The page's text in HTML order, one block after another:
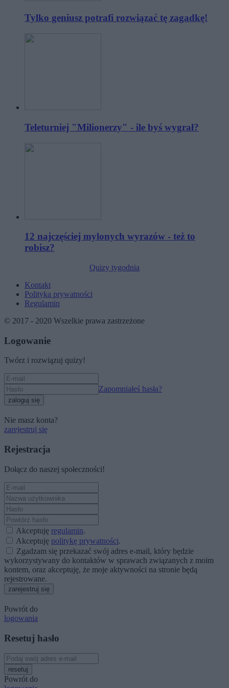
Tylko geniusz potrafi rozwiązać tę zagadkę!
Teleturniej "Milionerzy" - ile byś wygrał?
12 najczęściej mylonych wyrazów - też to
robisz?
Quizy tygodnia
Kontakt
Polityka prywatności
Regulamin
© 2017 - 2020 Wszelkie prawa zastrzeżone
Logowanie
Twórz i rozwiązuj quizy!
Zapomniałeś hasła?
zaloguj się
Nie masz konta?
zarejestruj się
Rejestracja
Dołącz do naszej społeczności!
Akceptuję regulamin.
Akceptuję politykę prywatności.
Zgadzam się przekazać swój adres e-mail, który będzie
wykorzystywany do kontaktów w sprawach związanych z moim
kontem, oraz akceptuję, że moje aktywności na stronie będą
rejestrowane.
zarejestruj się
Powrót do
logowania
Resetuj hasło
resetuj
Powrót do